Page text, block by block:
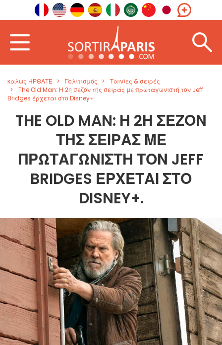
καλως ΗΡΘΑΤΕ Πολιτισμός
Ταινίες & σειρές
The Old Man: Η 2η σεζόν της σειράς με πρωταγωνιστή τον Jeff
Bridges έρχεται στο Disney+.
THE OLD MAN: Η 2Η ΣΕΖΌΝ
ΤΗΣ ΣΕΙΡΆΣ ΜΕ
ΠΡΩΤΑΓΩΝΙΣΤΉ ΤΟΝ JEFF
BRIDGES ΈΡΧΕΤΑΙ ΣΤΟ
DISNEY+.